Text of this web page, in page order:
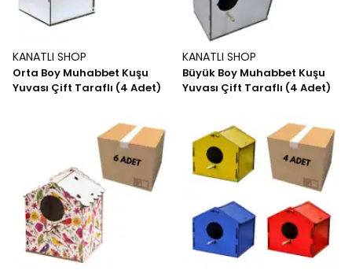
KANATLI SHOP
Orta Boy Muhabbet Kuşu
Yuvası Çift Taraflı (4 Adet)
KANATLI SHOP
Büyük Boy Muhabbet Kuşu
Yuvası Çift Taraflı (4 Adet)